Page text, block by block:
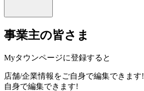
事業主の皆さま
Myタウンページに登録すると
店舗/企業情報をご自身で編集できます!
自身で編集できます!